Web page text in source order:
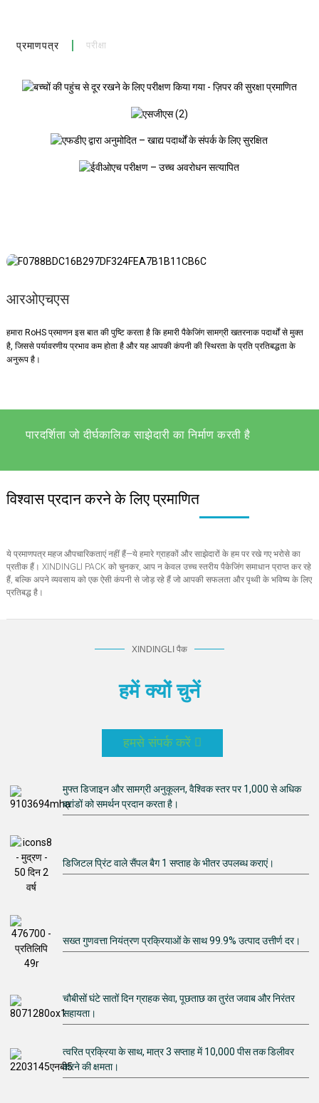
प्रमाणपत्र परीक्षा
आरओएचएस
हमारा RoHS प्रमाणन इस बात की पुष्टि करता है कि हमारी पैकेजिंग सामग्री खतरनाक पदार्थों से मुक्त
है, जिससे पर्यावरणीय प्रभाव कम होता है और यह आपकी कंपनी की स्थिरता के प्रति प्रतिबद्धता के
अनुरूप है।
पारदर्शिता जो दीर्घकालिक साझेदारी का निर्माण करती है
विश्वास प्रदान करने के लिए प्रमाणित
ये प्रमाणपत्र महज औपचारिकताएं नहीं हैं—ये हमारे ग्राहकों और साझेदारों के हम पर रखे गए भरोसे का
प्रतीक हैं। XINDINGLI PACK को चुनकर, आप न केवल उच्च स्तरीय पैकेजिंग समाधान प्राप्त कर रहे
हैं, बल्कि अपने व्यवसाय को एक ऐसी कंपनी से जोड़ रहे हैं जो आपकी सफलता और पृथ्वी के भविष्य के लिए
प्रतिबद्ध है।
XINDINGLI पैक
हमें क्यों चुनें
हमसे संपर्क करें
मुफ्त डिजाइन और सामग्री अनुकूलन, वैश्विक स्तर पर 1,000 से अधिक
ब्रांडों को समर्थन प्रदान करता है।
डिजिटल प्रिंट वाले सैंपल बैग 1 सप्ताह के भीतर उपलब्ध कराएं।
सख्त गुणवत्ता नियंत्रण प्रक्रियाओं के साथ 99.9% उत्पाद उत्तीर्ण दर।
चौबीसों घंटे सातों दिन ग्राहक सेवा, पूछताछ का तुरंत जवाब और निरंतर
सहायता।
त्वरित प्रक्रिया के साथ, मात्र 3 सप्ताह में 10,000 पीस तक डिलीवर
करने की क्षमता।